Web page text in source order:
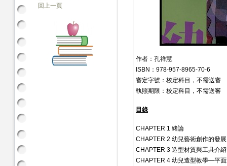
回上一頁
作者：孔祥慧
ISBN：978-957-8965-70-6
審定字號：校定科目，不需送審
執照期限：校定科目，不需送審
目錄
CHAPTER 1 緒論
CHAPTER 2 幼兒藝術創作的發展
CHAPTER 3 造型材質與工具介紹
CHAPTER 4 幼兒造型教學—平